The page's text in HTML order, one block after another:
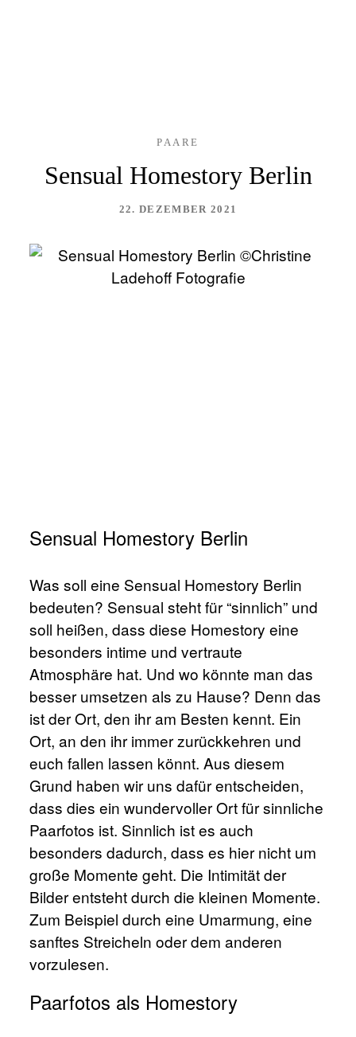
REPORTAGEN
BLOG
PAARE
Sensual Homestory Berlin
22. DEZEMBER 2021
Sensual Homestory Berlin
Was soll eine Sensual Homestory Berlin
bedeuten? Sensual steht für “sinnlich” und
soll heißen, dass diese Homestory eine
besonders intime und vertraute
Atmosphäre hat. Und wo könnte man das
besser umsetzen als zu Hause? Denn das
ist der Ort, den ihr am Besten kennt. Ein
Ort, an den ihr immer zurückkehren und
euch fallen lassen könnt. Aus diesem
Grund haben wir uns dafür entscheiden,
dass dies ein wundervoller Ort für sinnliche
Paarfotos ist. Sinnlich ist es auch
besonders dadurch, dass es hier nicht um
große Momente geht. Die Intimität der
Bilder entsteht durch die kleinen Momente.
Zum Beispiel durch eine Umarmung, eine
sanftes Streicheln oder dem anderen
vorzulesen.
Paarfotos als Homestory